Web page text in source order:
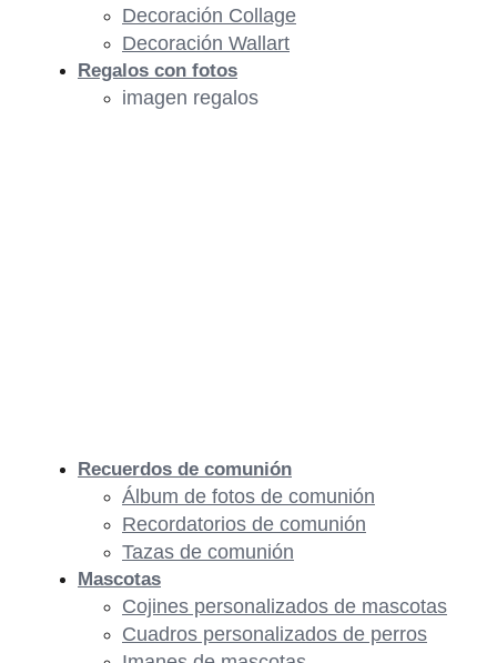
Decoración Collage
Decoración Wallart
Regalos con fotos
imagen regalos
Recuerdos de comunión
Álbum de fotos de comunión
Recordatorios de comunión
Tazas de comunión
Mascotas
Cojines personalizados de mascotas
Cuadros personalizados de perros